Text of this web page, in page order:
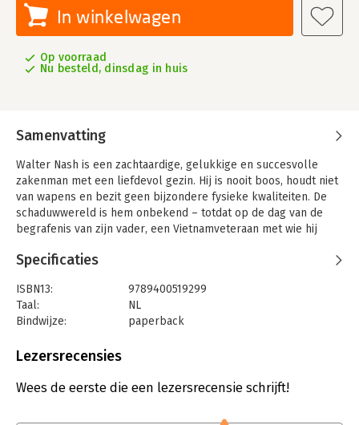
In winkelwagen
Op voorraad
Nu besteld, dinsdag in huis
Samenvatting
Walter Nash is een zachtaardige, gelukkige en succesvolle
zakenman met een liefdevol gezin. Hij is nooit boos, houdt niet
van wapens en bezit geen bijzondere fysieke kwaliteiten. De
schaduwwereld is hem onbekend – totdat op de dag van de
begrafenis van zijn vader, een Vietnamveteraan met wie hij
hem dat het bedrijf waarvoor hij werkt eigenlijk een criminele
uit te schakelen.
Nash’ poging om informatie te verzamelen blijft alleen niet
wordt beschuldigd haar te hebben misbruikt, valt zijn perfecte
Nash iemand anders worden: een man van geweld en fysieke
alles wat hem dierbaar is heeft afgepakt…
Specificaties
ISBN13:
9789400519299
Taal:
NL
Bindwijze:
paperback
Uitgever:
Verschijningsdatum:
11-11-2025
Thrillers en spanning
Lezersrecensies
Wees de eerste die een lezersrecensie schrijft!